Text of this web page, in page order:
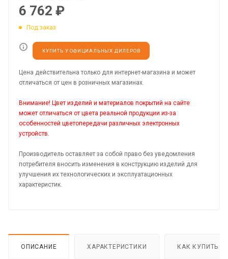
6 762 ₽
Под заказ
КУПИТЬ У ОФИЦИАЛЬНЫХ ДИЛЕРОВ
Цена действительна только для интернет-магазина и может
отличаться от цен в розничных магазинах.
Внимание! Цвет изделий и материалов покрытий на сайте
может отличаться от цвета реальной продукции из-за
особенностей цветопередачи различных электронных
устройств.
Производитель оставляет за собой право без уведомления
потребителя вносить изменения в конструкцию изделий для
улучшения их технологических и эксплуатационных
характеристик.
ОПИСАНИЕ ХАРАКТЕРИСТИКИ КАК КУПИТЬ